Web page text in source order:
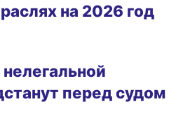
на 2026 год
перед судом